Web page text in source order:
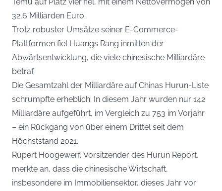
32,6 Milliarden Euro.
Trotz robuster Umsätze seiner E-Commerce-
Plattformen fiel Huangs Rang inmitten der
Abwärtsentwicklung, die viele chinesische Milliardäre
betraf.
Die Gesamtzahl der Milliardäre auf Chinas Hurun-Liste
schrumpfte erheblich: In diesem Jahr wurden nur 142
Milliardäre aufgeführt, im Vergleich zu 753 im Vorjahr
– ein Rückgang von über einem Drittel seit dem
Höchststand 2021.
Rupert Hoogewerf, Vorsitzender des Hurun Report,
merkte an, dass die chinesische Wirtschaft,
insbesondere im Immobiliensektor, dieses Jahr vor